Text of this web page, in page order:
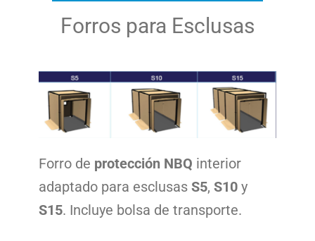
Aplicaciones
Representaciones
Contacto
Forros para Esclusas
Forro de protección NBQ interior
adaptado para esclusas S5, S10 y
S15. Incluye bolsa de transporte.